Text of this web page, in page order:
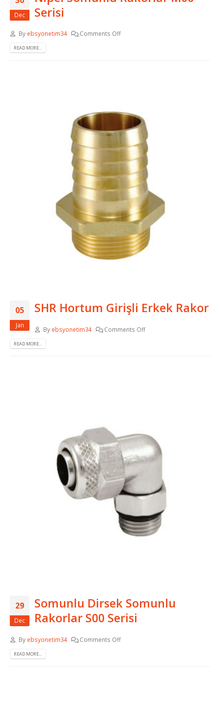
Dec
Serisi
By ebsyonetim34 Comments Off
READ MORE...
05
Jan
SHR Hortum Girişli Erkek Rakor
By ebsyonetim34 Comments Off
READ MORE...
29
Dec
Somunlu Dirsek Somunlu
Rakorlar S00 Serisi
By ebsyonetim34 Comments Off
READ MORE...